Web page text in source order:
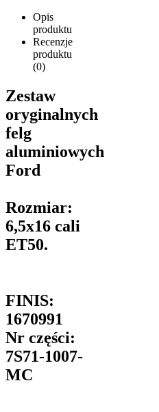
Opis
produktu
Recenzje
produktu
(0)
Zestaw
oryginalnych
felg
aluminiowych
Ford
Rozmiar:
6,5x16 cali
ET50.
FINIS:
1670991
Nr części:
7S71-1007-
MC